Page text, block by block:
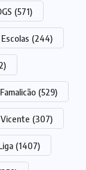
(571)
Escolas (244)
Famalicão (529)
Vicente (307)
(1407)